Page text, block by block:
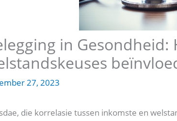
in
27, 2023
die korrelasie tussen inkomste en